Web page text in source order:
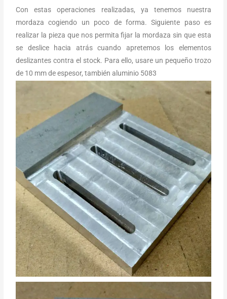
Con estas operaciones realizadas, ya tenemos nuestra
mordaza cogiendo un poco de forma. Siguiente paso es
realizar la pieza que nos permita fijar la mordaza sin que esta
se deslice hacia atrás cuando apretemos los elementos
deslizantes contra el stock. Para ello, usare un pequeño trozo
de 10 mm de espesor, también aluminio 5083